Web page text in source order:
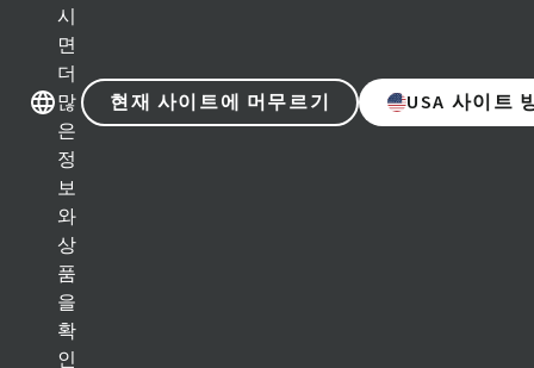
시
면
더
많
은
정
보
와
상
품
을
확
인
현재 사이트에 머무르기 USA 사이트
기구 및 액세서리
디지털 솔루션
학술자료 및 마케팅 자료
어시스턴트
뒤로
임플란트 솔루션
Bone Level 임플란트
(BL) Bone Level 임플란트